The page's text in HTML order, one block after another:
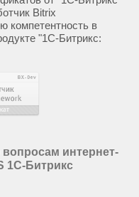
Bitrix
компетентность в
"1С-Битрикс:
интернет-
1С-Битрикс